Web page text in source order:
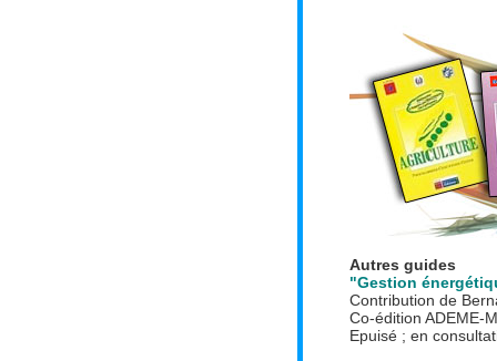
Autres guides
"Gestion
Contribution de
Co-édition ADEME-
Epuisé ; en